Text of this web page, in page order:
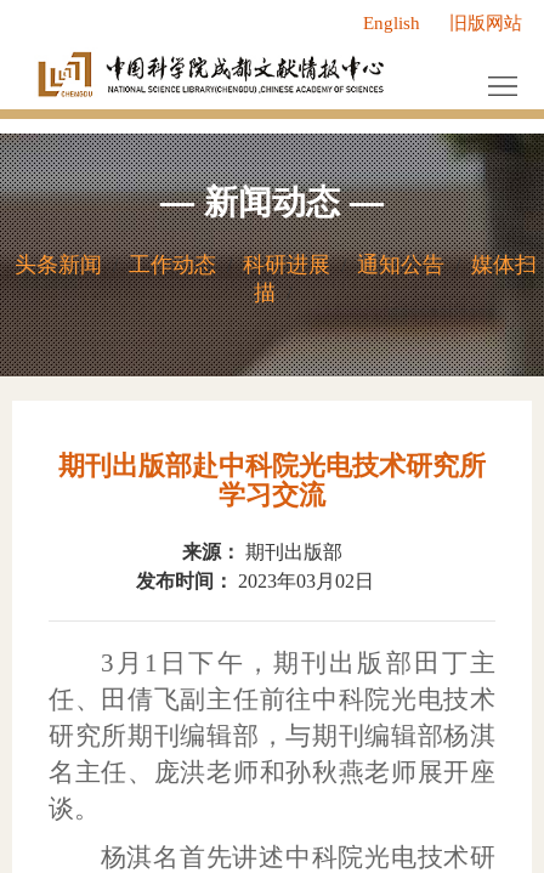
English 旧版网站
心
概
况
服
务
中
心
新
闻
动
态
研
究
成
人
才
党
—新闻动态—
头条新闻 / 工作动态 / 科研进展 / 通知公告 / 媒体扫
描 /
期刊出版部赴中科院光电技术研究所
学习交流
来源： 期刊出版部
发布时间：
2023年03月02日
3 月 1 日下午，期刊出版部田丁主
任、田倩飞副主任前往中科院光电技术
研究所期刊编辑部，与期刊编辑部杨淇
名主任、庞洪老师和孙秋燕老师展开座
谈。
杨淇名首先讲述中科院光电技术研